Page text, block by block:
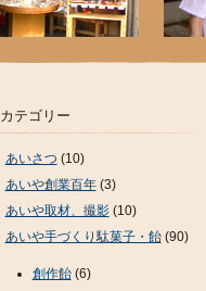
カテゴリー
あいさつ (10)
あいや創業百年(3)
あいや取材、撮影(10)
あいや手づくり駄菓子・飴(90)
創作飴(6)